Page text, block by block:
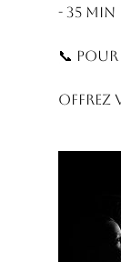
- 35
📞
Offrez